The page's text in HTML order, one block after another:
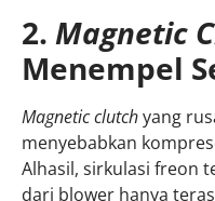
2. Magnetic
Menempel
Magnetic clutchyang
menyebabkan
Alhasil, sirkulasi freon
dari blower hanya